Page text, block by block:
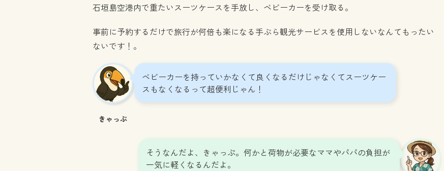
石垣島空港内で重たいスーツケースを手放し、ベビーカーを受け取る。
事前に予約するだけで旅行が何倍も楽になる手ぶら観光サービスを使用しないなんてもったい
ないです！。
きゃっぷ
ベビーカーを持っていかなくて良くなるだけじゃなくてスーツケー
スもなくなるって超便利じゃん！
そうなんだよ、きゃっぷ。何かと荷物が必要なママやパパの負担が
一気に軽くなるんだよ。